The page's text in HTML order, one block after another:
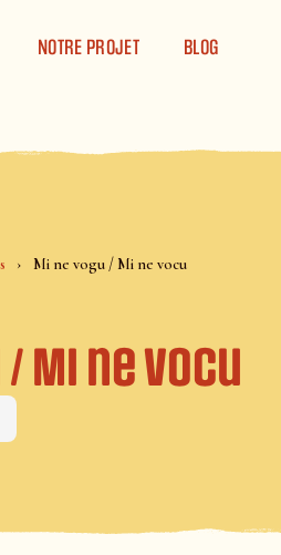
NOTRE PROJET BLOG
Mi ne vogu / Mi ne vocu
Mi ne vocu